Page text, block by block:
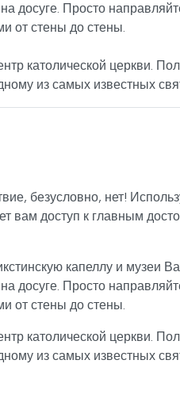
досуге. Просто
от стены до стены.
католической церкви.
из самых известных
безусловно, нет!
вам доступ к главным
капеллу и музеи
досуге. Просто
от стены до стены.
католической церкви.
из самых известных